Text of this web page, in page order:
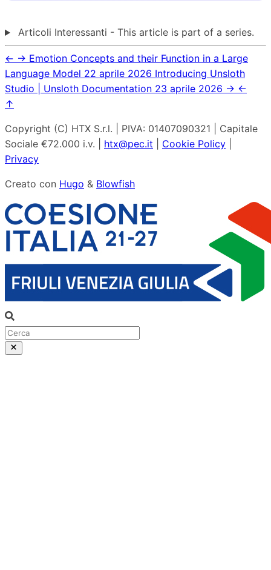
Articoli Interessanti - This article is part of a series.
← → Emotion Concepts and their Function in a Large
Language Model 22 aprile 2026 Introducing Unsloth
Studio | Unsloth Documentation 23 aprile 2026 → ←
↑
Copyright (C) HTX S.r.l. | PIVA: 01407090321 | Capitale
Sociale €72.000 i.v. | htx@pec.it Cookie Policy
Privacy
Creato con Hugo & Blowfish